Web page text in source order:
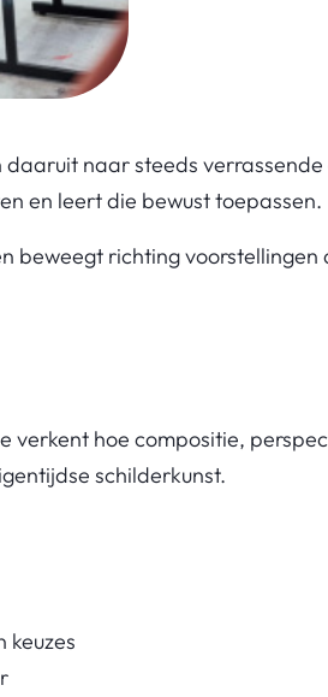
naar steeds
en leert die bewust toepassen.
beweegt richting
hoe compositie,
schilderkunst.
keuzes